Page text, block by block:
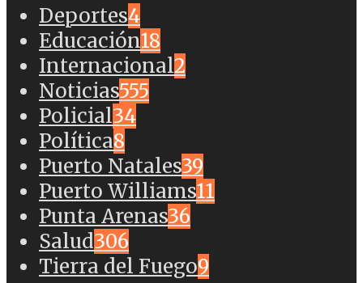
Deportes4
Educación18
Internacional2
Noticias555
Policial34
Política8
Puerto Natales39
Puerto Williams11
Punta Arenas36
Salud306
Tierra del Fuego9